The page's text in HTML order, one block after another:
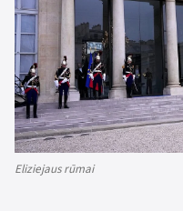
Eliziejaus rūmai